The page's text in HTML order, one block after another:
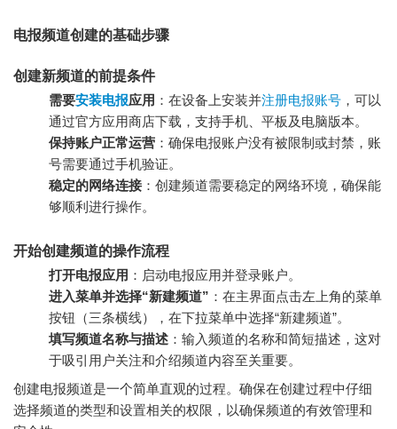
电报频道创建的基础步骤
创建新频道的前提条件
需要安装电报应用 ：在设备上安装并注册电报账号 ，可以
通过官方应用商店下载，支持手机、平板及电脑版本。
保持账户正常运营 ：确保电报账户没有被限制或封禁，账
号需要通过手机验证。
稳定的网络连接 ：创建频道需要稳定的网络环境，确保能
够顺利进行操作。
开始创建频道的操作流程
打开电报应用 ：启动电报应用并登录账户。
进入菜单并选择“新建频道” ：在主界面点击左上角的菜单
按钮（三条横线），在下拉菜单中选择“新建频道”。
填写频道名称与描述 ：输入频道的名称和简短描述，这对
于吸引用户关注和介绍频道内容至关重要。
创建电报频道是一个简单直观的过程。确保在创建过程中仔细
选择频道的类型和设置相关的权限，以确保频道的有效管理和